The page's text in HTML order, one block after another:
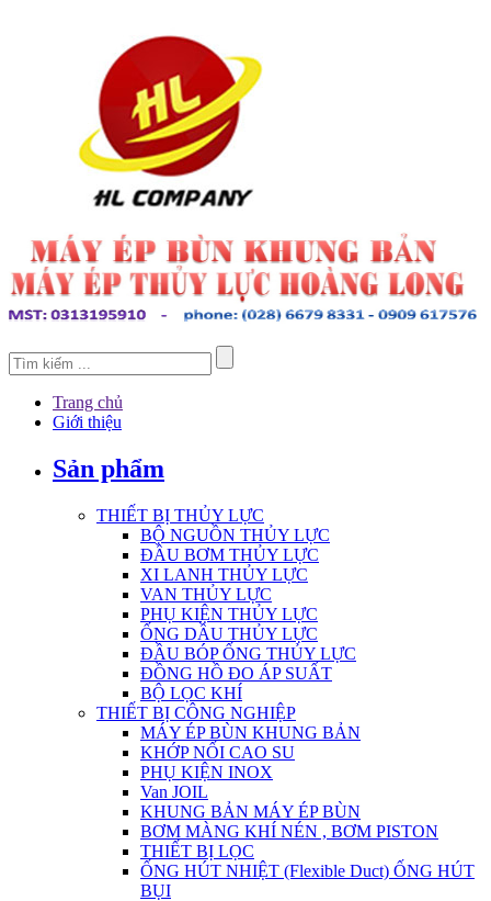
Trang chủ
Giới thiệu
Sản phẩm
THIẾT BỊ THỦY LỰC
BỘ NGUỒN THỦY LỰC
ĐẦU BƠM THỦY LỰC
XI LANH THỦY LỰC
VAN THỦY LỰC
PHỤ KIỆN THỦY LỰC
ỐNG DẦU THỦY LỰC
ĐẦU BÓP ỐNG THỦY LỰC
ĐỒNG HỒ ĐO ÁP SUẤT
BỘ LỌC KHÍ
THIẾT BỊ CÔNG NGHIỆP
MÁY ÉP BÙN KHUNG BẢN
KHỚP NỐI CAO SU
PHỤ KIỆN INOX
Van JOIL
KHUNG BẢN MÁY ÉP BÙN
BƠM MÀNG KHÍ NÉN , BƠM PISTON
THIẾT BỊ LỌC
ỐNG HÚT NHIỆT (Flexible Duct) ỐNG HÚT
BỤI